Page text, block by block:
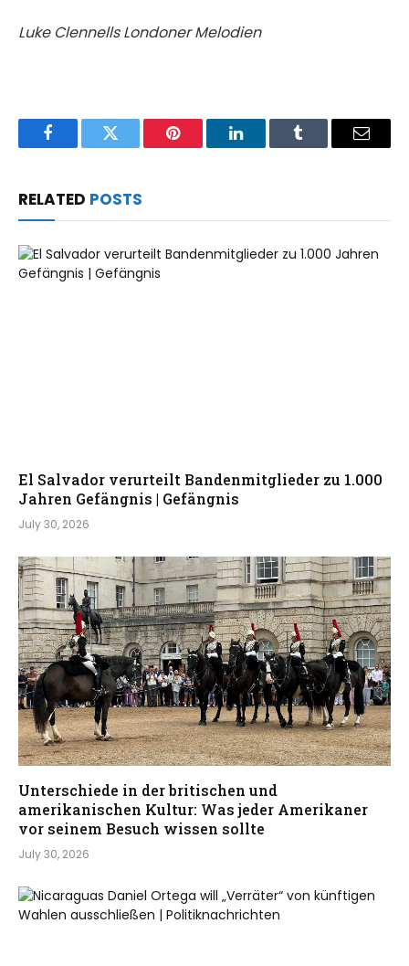
Luke Clennells Londoner Melodien
FacebookTwitter Pinterest LinkedInTumblr Email
RELATED POSTS
El Salvador verurteilt Bandenmitglieder zu 1.000
Jahren Gefängnis | Gefängnis
July 30, 2026
Unterschiede in der britischen und
amerikanischen Kultur: Was jeder Amerikaner
vor seinem Besuch wissen sollte
July 30, 2026